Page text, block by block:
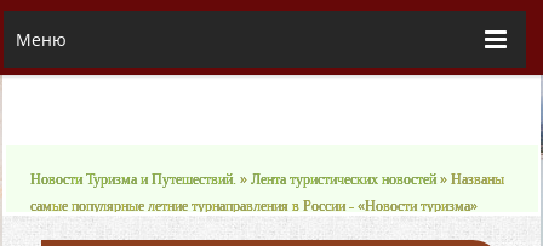
Меню
Новости Туризма и Путешествий. »Лента туристических новостей » Названы
самые популярные летние турнаправления в России - «Новости туризма»